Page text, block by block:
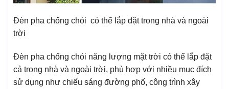
Đèn pha chống chói có thể lắp đặt trong nhà và ngoài
trời
Đèn pha chống chói năng lượng mặt trời có thể lắp đặt
cả trong nhà và ngoài trời, phù hợp với nhiều mục đích
sử dụng như chiếu sáng đường phố, công trình xây